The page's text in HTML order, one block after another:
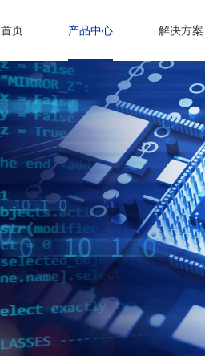
首页 产品中心 解决方案